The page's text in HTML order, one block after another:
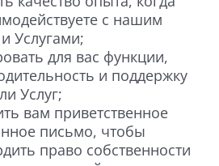
с нашим
Услугами;
для вас функции,
и поддержку
Услуг;
вам приветственное
письмо, чтобы
право собственности